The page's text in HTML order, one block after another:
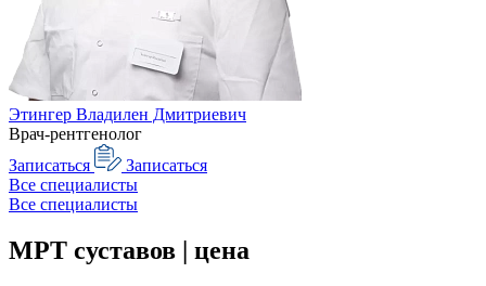
Этингер Владилен Дмитриевич
Врач-рентгенолог
Записаться
Записаться
Все специалисты
Все специалисты
МРТ суставов | цена